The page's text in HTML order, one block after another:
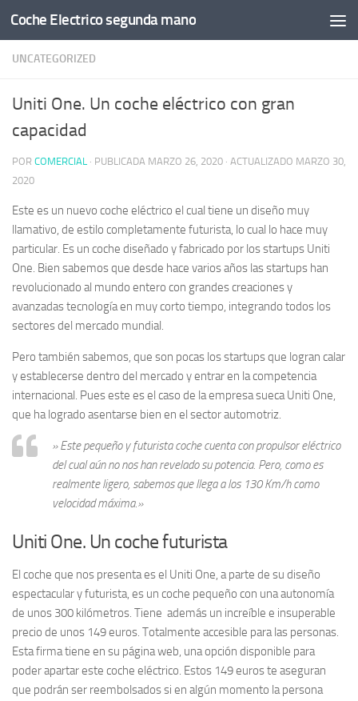
Saltar al contenido
Coche Electrico segunda mano
UNCATEGORIZED
Uniti One. Un coche eléctrico con gran
capacidad
POR COMERCIAL · PUBLICADA MARZO 26, 2020 · ACTUALIZADO MARZO 30,
2020
Este es un nuevo coche eléctrico el cual tiene un diseño muy
llamativo, de estilo completamente futurista, lo cual lo hace muy
particular. Es un coche diseñado y fabricado por los startups Uniti
One. Bien sabemos que desde hace varios años las startups han
revolucionado al mundo entero con grandes creaciones y
avanzadas tecnología en muy corto tiempo, integrando todos los
sectores del mercado mundial.
Pero también sabemos, que son pocas los startups que logran calar
y establecerse dentro del mercado y entrar en la competencia
internacional. Pues este es el caso de la empresa sueca Uniti One,
que ha logrado asentarse bien en el sector automotriz.
» Este pequeño y futurista coche cuenta con propulsor eléctrico
del cual aún no nos han revelado su potencia. Pero, como es
realmente ligero, sabemos que llega a los 130 Km/h como
velocidad máxima.»
Uniti One. Un coche futurista
El coche que nos presenta es el Uniti One, a parte de su diseño
espectacular y futurista, es un coche pequeño con una autonomía
de unos 300 kilómetros. Tiene además un increíble e insuperable
precio de unos 149 euros. Totalmente accesible para las personas.
Esta firma tiene en su página web, una opción disponible para
poder apartar este coche eléctrico. Estos 149 euros te aseguran
que podrán ser reembolsados si en algún momento la persona